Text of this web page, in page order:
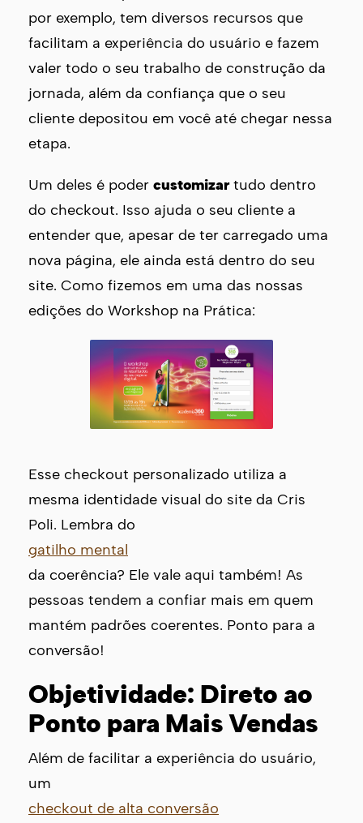
por exemplo, tem diversos recursos que
facilitam a experiência do usuário e fazem
valer todo o seu trabalho de construção da
jornada, além da confiança que o seu
cliente depositou em você até chegar nessa
etapa.
Um deles é poder customizartudo dentro
do checkout. Isso ajuda o seu cliente a
entender que, apesar de ter carregado uma
nova página, ele ainda está dentro do seu
site. Como fizemos em uma das nossas
edições do Workshop na Prática:
Esse checkout personalizado utiliza a
mesma identidade visual do site da Cris
Poli. Lembra do
gatilho mental
da coerência? Ele vale aqui também! As
pessoas tendem a confiar mais em quem
mantém padrões coerentes. Ponto para a
conversão!
Objetividade: Direto ao
Ponto para Mais Vendas
Além de facilitar a experiência do usuário,
um
checkout de alta conversão